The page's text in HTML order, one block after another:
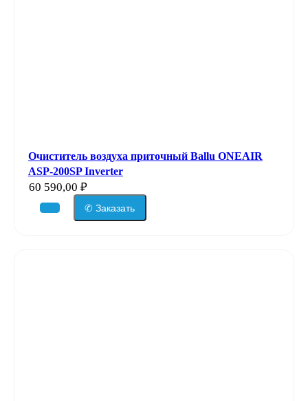
Очиститель воздуха приточный Ballu ONEAIR
ASP-200SP Inverter
60 590,00 ₽
✆ Заказать